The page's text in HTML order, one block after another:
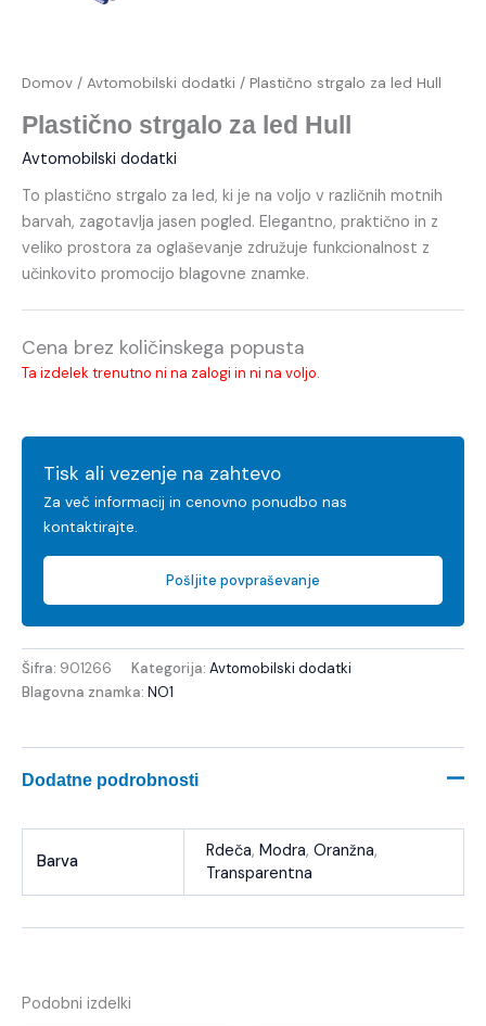
Domov / Avtomobilski dodatki / Plastično strgalo za led Hull
Plastično strgalo za led Hull
Avtomobilski dodatki
To plastično strgalo za led, ki je na voljo v različnih motnih
barvah, zagotavlja jasen pogled. Elegantno, praktično in z
veliko prostora za oglaševanje združuje funkcionalnost z
učinkovito promocijo blagovne znamke.
Cena brez količinskega popusta
Ta izdelek trenutno ni na zalogi in ni na voljo.
Tisk ali vezenje na zahtevo
Za več informacij in cenovno ponudbo nas
kontaktirajte.
Pošljite povpraševanje
Šifra: 901266 Kategorija: Avtomobilski dodatki
Blagovna znamka: NO1
Dodatne podrobnosti
Barva
Rdeča, Modra, Oranžna,
Transparentna
Podobni izdelki